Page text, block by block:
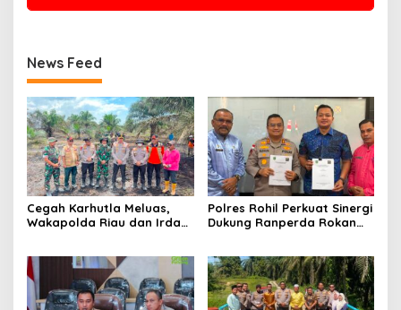
News Feed
Cegah Karhutla Meluas,
Wakapolda Riau dan Irdam
Limau Kapas
Polres Rohil Perkuat Sinergi
Dukung Ranperda Rokan